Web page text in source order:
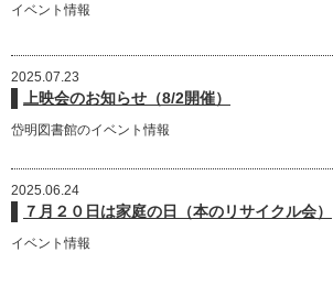
イベント情報
2025.07.23
上映会のお知らせ（8/2開催）
岱明図書館のイベント情報
2025.06.24
７月２０日は家庭の日（本のリサイクル会）
イベント情報